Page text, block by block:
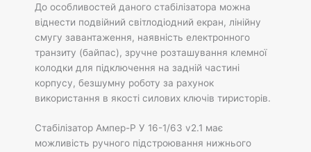
До особливостей даного стабілізатора можна
віднести подвійний світлодіодний екран, лінійну
смугу завантаження, наявність електронного
транзиту (байпас), зручне розташування клемної
колодки для підключення на задній частині
корпусу, безшумну роботу за рахунок
використання в якості силових ключів тиристорів.
Стабілізатор Ампер-Р У 16-1/63 v2.1 має
можливість ручного підстроювання нижнього